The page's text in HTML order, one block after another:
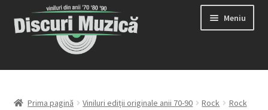
Meniu
Viniluri ediții originale anii 70-90
CD-uri originale
Prima pagină Viniluri ediții originale anii 70-90 Rock
Rock